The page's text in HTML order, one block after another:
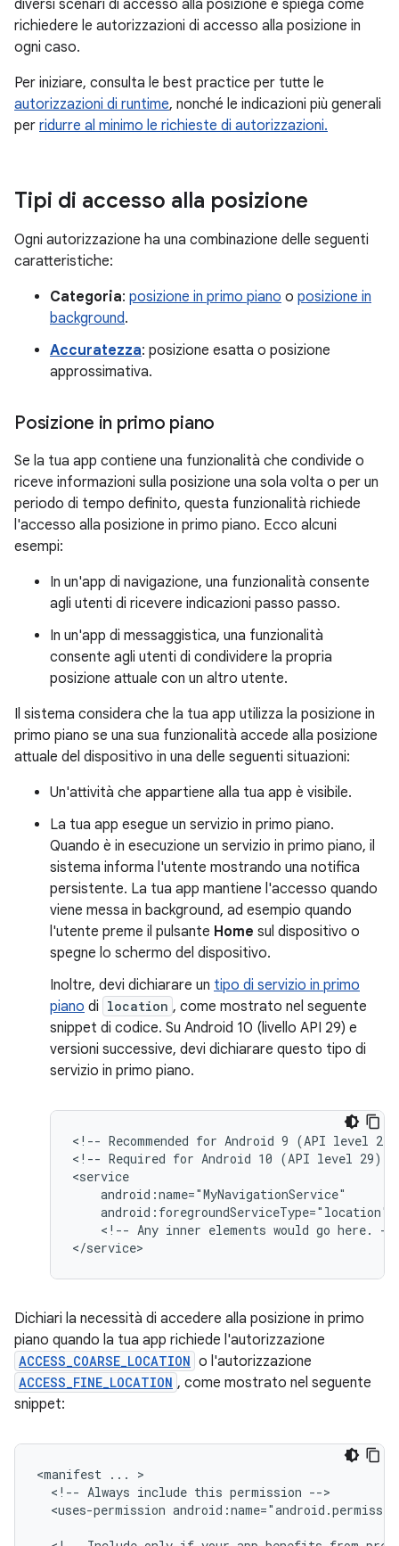
diversi scenari di accesso alla posizione e spiega come
richiedere le autorizzazioni di accesso alla posizione in
ogni caso.
Per iniziare, consulta le best practice per tutte le
autorizzazioni di runtime, nonché le indicazioni più generali
per ridurre al minimo le richieste di autorizzazioni.
Tipi di accesso alla posizione
Ogni autorizzazione ha una combinazione delle seguenti
caratteristiche:
Categoria: posizione in primo piano o posizione in
background.
Accuratezza: posizione esatta o posizione
approssimativa.
Posizione in primo piano
Se la tua app contiene una funzionalità che condivide o
riceve informazioni sulla posizione una sola volta o per un
periodo di tempo definito, questa funzionalità richiede
l'accesso alla posizione in primo piano. Ecco alcuni
esempi:
In un'app di navigazione, una funzionalità consente
agli utenti di ricevere indicazioni passo passo.
In un'app di messaggistica, una funzionalità
consente agli utenti di condividere la propria
posizione attuale con un altro utente.
Il sistema considera che la tua app utilizza la posizione in
primo piano se una sua funzionalità accede alla posizione
attuale del dispositivo in una delle seguenti situazioni:
Un'attività che appartiene alla tua app è visibile.
La tua app esegue un servizio in primo piano.
Quando è in esecuzione un servizio in primo piano, il
sistema informa l'utente mostrando una notifica
persistente. La tua app mantiene l'accesso quando
viene messa in background, ad esempio quando
l'utente preme il pulsante Home sul dispositivo o
spegne lo schermo del dispositivo.
Inoltre, devi dichiarare un tipo di servizio in primo
piano di location , come mostrato nel seguente
snippet di codice. Su Android 10 (livello API 29) e
versioni successive, devi dichiarare questo tipo di
servizio in primo piano.
<!-- Recommended for Android 9 (API level 28)
<!-- Required for Android 10 (API level 29)
android:foregroundServiceType="location"
<!-- Any inner elements would go here.
--
Dichiari la necessità di accedere alla posizione in primo
piano quando la tua app richiede l'autorizzazione
ACCESS_COARSE_LOCATION o l'autorizzazione
ACCESS_FINE_LOCATION , come mostrato nel seguente
snippet:
<manifest ...
<!-- Always include this permission
<uses-permission